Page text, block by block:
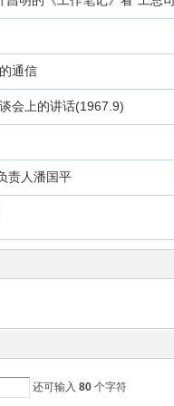
通信
会上的讲话(1967.9)
责人潘国平
还可输入 80 个字符